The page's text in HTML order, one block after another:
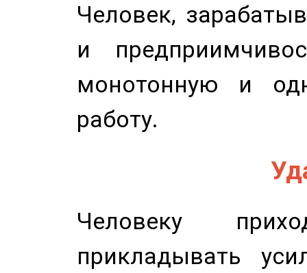
Человек,
и
монотонную и
работу.
Человеку
прикладывать